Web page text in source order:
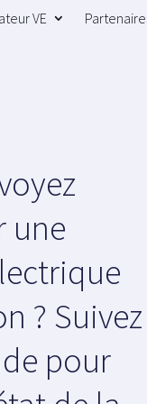
VE
une
? Suivez
pour